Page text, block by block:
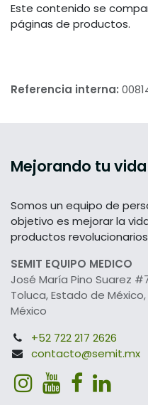
Este contenido se
páginas de productos.
Referencia interna:
Mejorando tu vida
Somos un equipo de
objetivo es mejorar la
productos
SEMIT EQUIPO MEDICO
José María Pino Suarez
Toluca, Estado de México,
México
+52 722 217 2626
contacto@semit.mx